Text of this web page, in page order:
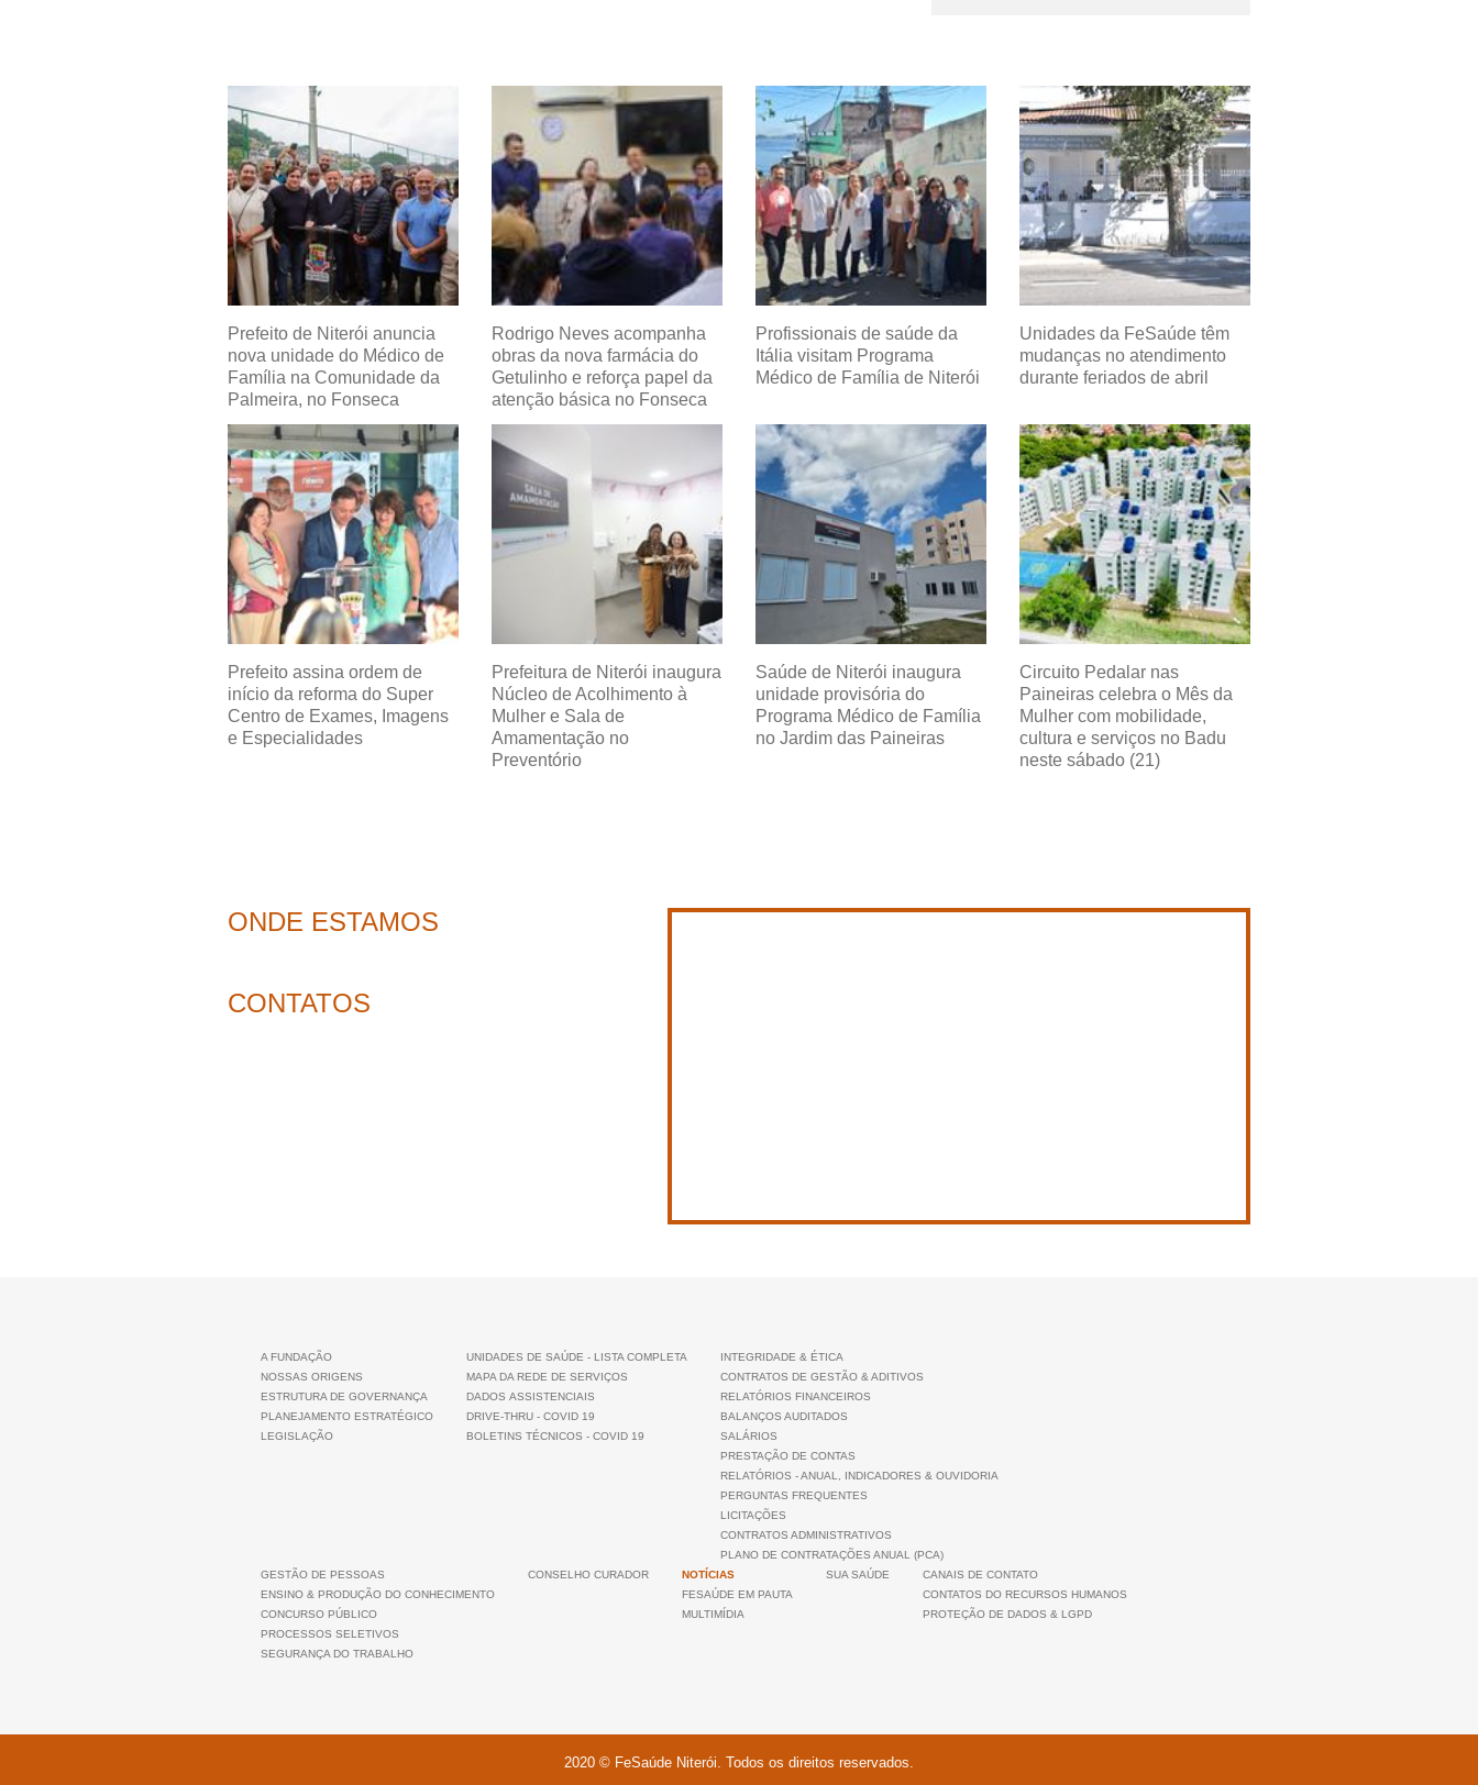
Prefeito de Niterói anuncia
nova unidade do Médico de
Família na Comunidade da
Palmeira, no Fonseca
Rodrigo Neves acompanha
obras da nova farmácia do
Getulinho e reforça papel da
atenção básica no Fonseca
Profissionais de saúde da
Itália visitam Programa
Médico de Família de Niterói
Unidades da FeSaúde têm
mudanças no atendimento
durante feriados de abril
Prefeito assina ordem de
início da reforma do Super
Centro de Exames, Imagens
e Especialidades
Prefeitura de Niterói inaugura
Núcleo de Acolhimento à
Mulher e Sala de
Amamentação no
Preventório
Saúde de Niterói inaugura
unidade provisória do
Programa Médico de Família
no Jardim das Paineiras
Circuito Pedalar nas
Paineiras celebra o Mês da
Mulher com mobilidade,
cultura e serviços no Badu
neste sábado (21)
ONDE ESTAMOS
CONTATOS
A FUNDAÇÃO
NOSSAS ORIGENS
ESTRUTURA DE GOVERNANÇA
PLANEJAMENTO ESTRATÉGICO
LEGISLAÇÃO
UNIDADES DE SAÚDE - LISTA COMPLETA
MAPA DA REDE DE SERVIÇOS
DADOS ASSISTENCIAIS
DRIVE-THRU - COVID 19
BOLETINS TÉCNICOS - COVID 19
INTEGRIDADE & ÉTICA
CONTRATOS DE GESTÃO & ADITIVOS
RELATÓRIOS FINANCEIROS
BALANÇOS AUDITADOS
SALÁRIOS
PRESTAÇÃO DE CONTAS
RELATÓRIOS - ANUAL, INDICADORES & OUVIDORIA
PERGUNTAS FREQUENTES
LICITAÇÕES
CONTRATOS ADMINISTRATIVOS
PLANO DE CONTRATAÇÕES ANUAL (PCA)
GESTÃO DE PESSOAS
ENSINO & PRODUÇÃO DO CONHECIMENTO
CONCURSO PÚBLICO
PROCESSOS SELETIVOS
SEGURANÇA DO TRABALHO
CONSELHO CURADOR
NOTÍCIAS
FESAÚDE EM PAUTA
MULTIMÍDIA
SUA SAÚDE
CANAIS DE CONTATO
CONTATOS DO RECURSOS HUMANOS
PROTEÇÃO DE DADOS & LGPD
2020 © FeSaúde Niterói. Todos os direitos reservados.